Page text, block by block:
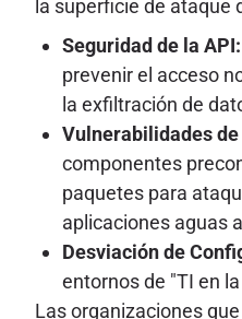
la superficie de
Seguridad de la API:
prevenir el acceso
la exfiltración de
Vulnerabilidades
componentes
paquetes para
aplicaciones aguas
Desviación de
entornos de "TI en
Las organizaciones